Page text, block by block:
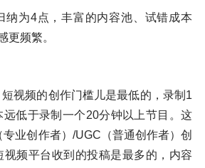
纳为4点，丰富的内容池、试错成本
更频繁。
视频的创作门槛儿是最低的，录制1
低于录制一个20分钟以上节目。这
业创作者）/UGC（普通创作者）创
频平台收到的投稿是最多的，内容